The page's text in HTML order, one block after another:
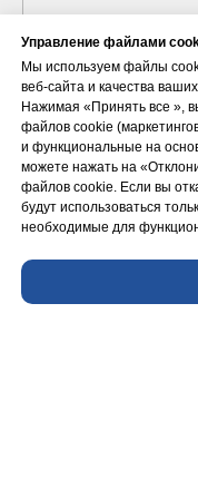
Управление файлами
Мы используем файлы
веб-сайта и качества
Нажимая «Принять вce »,
файлов cookie
и функциональные на
можете нажать на
файлов сookie. Если вы
будут использоваться
необходимые для